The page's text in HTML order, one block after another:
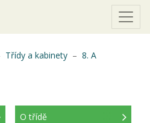
Třídy a kabinety 8. A(aktuální)
O třídě